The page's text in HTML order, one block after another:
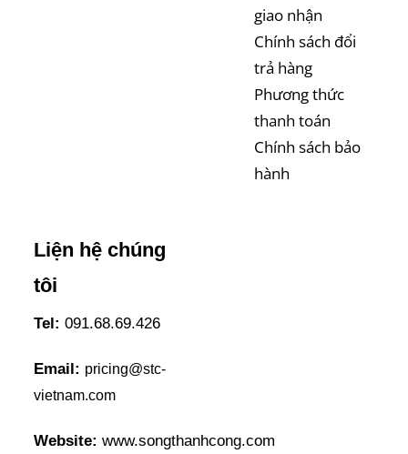
giao nhận
Chính sách đổi
trả hàng
Phương thức
thanh toán
Chính sách bảo
hành
Liện hệ chúng
tôi
Tel: 091.68.69.426
Email: pricing@stc-
vietnam.com
Website:www.songthanhcong.com